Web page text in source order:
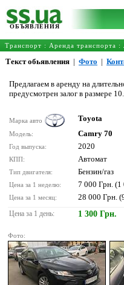
ОБЪЯВЛЕНИЯ
Транспорт : Аренда транспорта :
Текст обьявления | Фото |
Предлагаем в аренду на
предусмотрен залог в размере
Марка авто Toyota
Модель: Camry 70
Год выпуска: 2020
КПП: Автомат
Тип двигателя: Бензин/газ
Цена за 1 неделю: 7 000 Грн. (1
Цена за 1 месяц: 28 000 Грн.
Цена за 1 день: 1 300 Грн.
Фото: